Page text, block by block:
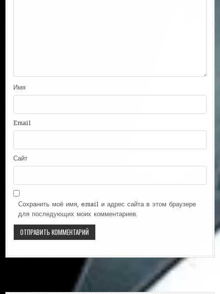
Имя
Email
Сайт
Сохранить моё имя, email и адрес сайта в этом браузере
для последующих моих комментариев.